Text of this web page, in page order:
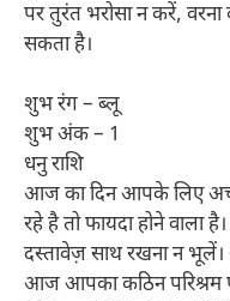
पर तुरंत भरोसा न करें,
सकता है।
शुभ रंग – ब्लू
शुभ अंक – 1
धनु राशि
आज का दिन आपके लिए
रहे है तो फायदा होने वाला
दस्तावेज़ साथ रखना न
आज आपका कठिन परिश्रम